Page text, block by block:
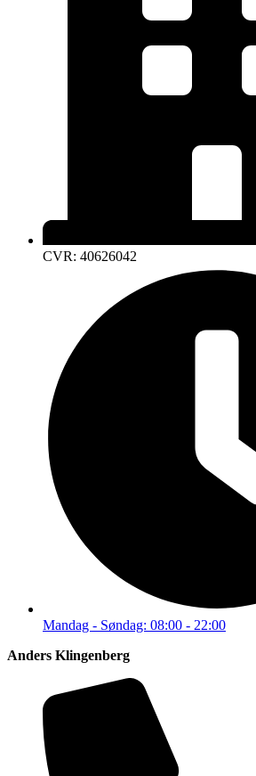
CVR: 40626042
Mandag - Søndag: 08:00 - 22:00
Anders Klingenberg